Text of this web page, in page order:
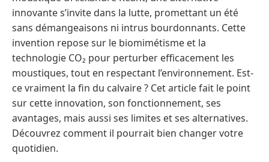
innovante s’invite dans la lutte, promettant un été
sans démangeaisons ni intrus bourdonnants. Cette
invention repose sur le biomimétisme et la
technologie CO₂ pour perturber efficacement les
moustiques, tout en respectant l’environnement. Est-
ce vraiment la fin du calvaire ? Cet article fait le point
sur cette innovation, son fonctionnement, ses
avantages, mais aussi ses limites et ses alternatives.
Découvrez comment il pourrait bien changer votre
quotidien.